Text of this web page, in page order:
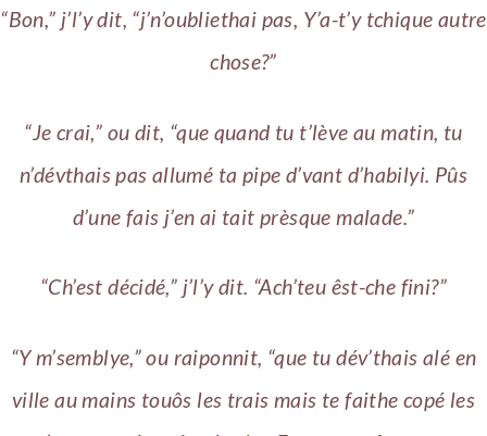
“Bon,” j’l’y dit, “j’n’oubliethai pas, Y’a-t’y tchique autre
chose?”
“Je crai,” ou dit, “que quand tu t’lève au matin, tu
n’dévthais pas allumé ta pipe d’vant d’habilyi. Pûs
d’une fais j’en ai tait prèsque malade.”
“Ch’est décidé,” j’l’y dit. “Ach’teu êst-che fini?”
“Y m’semblye,” ou raiponnit, “que tu dév’thais alé en
ville au mains touôs les trais mais te faithe copé les